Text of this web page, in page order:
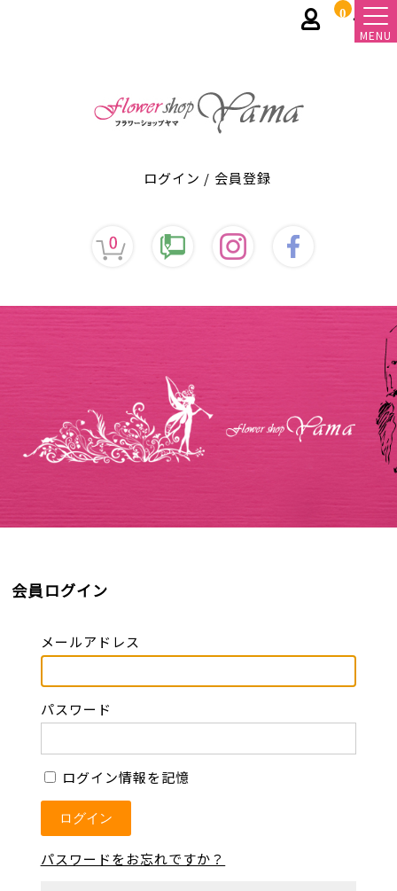
0
MENU
ログイン / 会員登録
会員ログイン
メールアドレス
パスワード
ログイン情報を記憶
パスワードをお忘れですか？